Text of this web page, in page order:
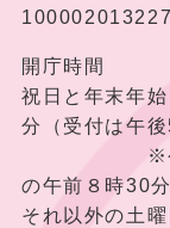
開庁時間
祝日と年末年
分（受付は午後
※令和4年1
の午前８時30
それ以外の土